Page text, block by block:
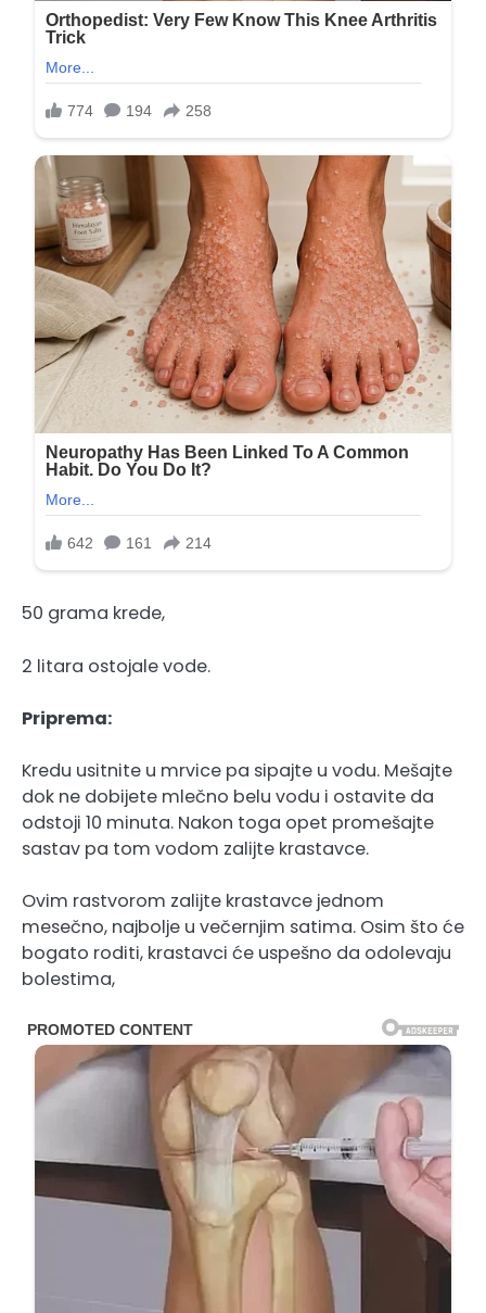
50 grama krede,
2 litara ostojale vode.
Priprema:
Kredu usitnite u mrvice pa sipajte u vodu. Mešajte
dok ne dobijete mlečno belu vodu i ostavite da
odstoji 10 minuta. Nakon toga opet promešajte
sastav pa tom vodom zalijte krastavce.
Ovim rastvorom zalijte krastavce jednom
mesečno, najbolje u večernjim satima. Osim što će
bogato roditi, krastavci će uspešno da odolevaju
bolestima,